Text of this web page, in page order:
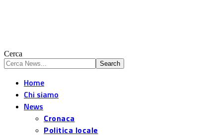
Cerca
Home
Chi siamo
News
Cronaca
Politica locale